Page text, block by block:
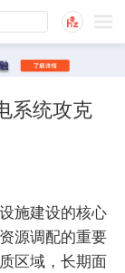
系统攻克
施建设的核心
源调配的重要
区域，长期面